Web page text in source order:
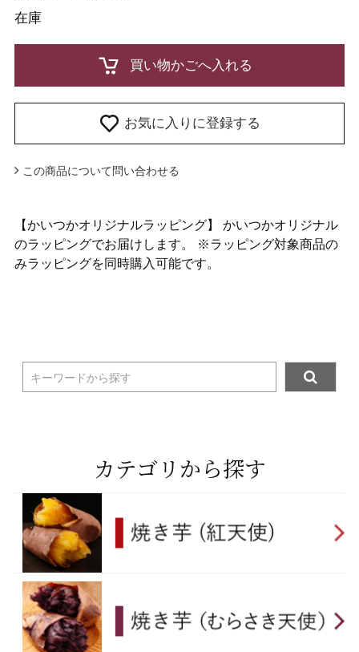
在庫
お気に入りに登録する
この商品について問い合わせる
【かいつかオリジナルラッピング】 かいつかオリジナル
のラッピングでお届けします。 ※ラッピング対象商品の
みラッピングを同時購入可能です。
キーワードから探す
カテゴリから探す